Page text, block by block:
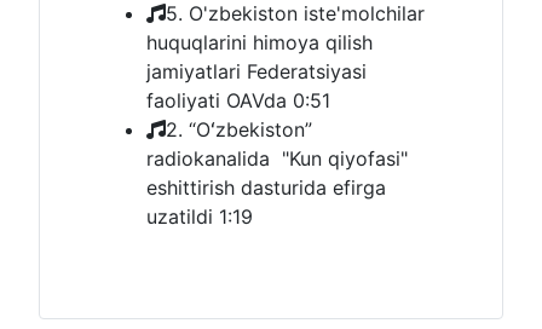
5. O'zbekiston iste'molchilar
huquqlarini himoya qilish
jamiyatlari Federatsiyasi
faoliyati OAVda 0:51
2. “Oʻzbekiston”
radiokanalida "Kun qiyofasi"
eshittirish dasturida efirga
uzatildi 1:19